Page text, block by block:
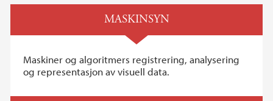
MASKINSYN
Maskiner og algoritmers registrering, analysering
og representasjon av visuell data.